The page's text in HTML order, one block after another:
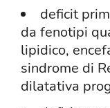
deficit
da fenotipi
lipidico,
sindrome di
dilatativa